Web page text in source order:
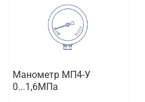
Манометр МП4-У
0...1,6МПа